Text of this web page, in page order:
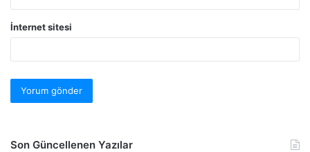
İnternet sitesi
Son Güncellenen Yazılar